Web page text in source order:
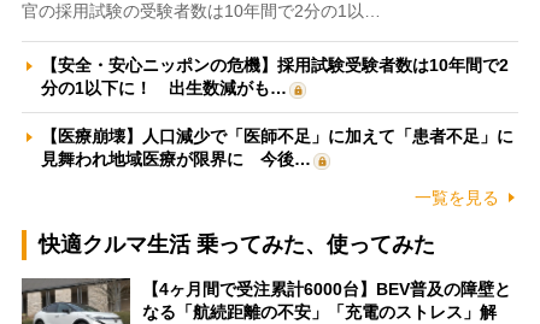
官の採用試験の受験者数は10年間で2分の1以…
【安全・安心ニッポンの危機】採用試験受験者数は10年間で2
分の1以下に！ 出生数減がも…
【医療崩壊】人口減少で「医師不足」に加えて「患者不足」に
見舞われ地域医療が限界に 今後…
一覧を見る
快適クルマ生活 乗ってみた、使ってみた
【4ヶ月間で受注累計6000台】BEV普及の障壁と
なる「航続距離の不安」「充電のストレス」解